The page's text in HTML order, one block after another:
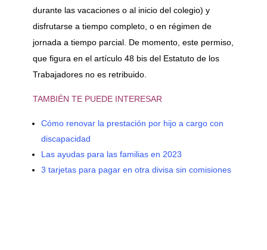
durante las vacaciones o al inicio del colegio) y
disfrutarse a tiempo completo, o en régimen de
jornada a tiempo parcial. De momento, este permiso,
que figura en el artículo 48 bis del Estatuto de los
Trabajadores no es retribuido.
TAMBIÉN TE PUEDE INTERESAR
Cómo renovar la prestación por hijo a cargo con
discapacidad
Las ayudas para las familias en 2023
3 tarjetas para pagar en otra divisa sin comisiones